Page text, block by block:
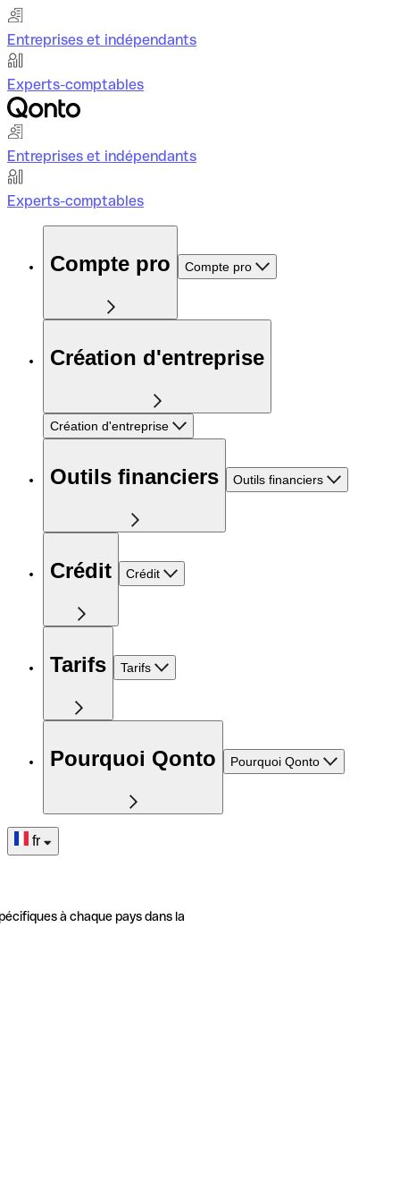
Entreprises et indépendants
Experts-comptables
Entreprises et indépendants
Experts-comptables
Compte pro Compte pro
Création d'entreprise
Création d'entreprise
Outils financiers Outils financiers
Crédit Crédit
Tarifs Tarifs
Pourquoi Qonto Pourquoi Qonto
fr
à chaque pays dans la